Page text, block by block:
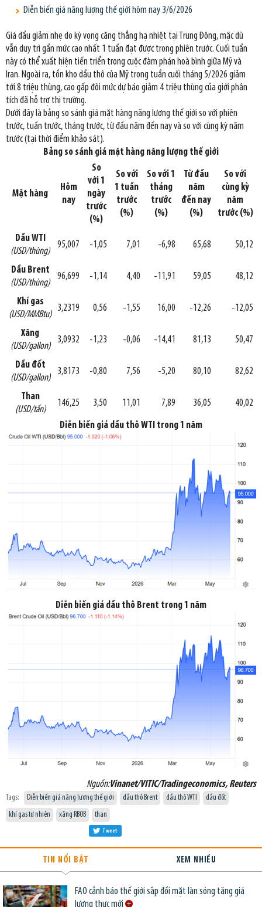
Diễn biến giá năng lượng thế giới hôm nay 3/6/2026
Giá dầu giảm nhẹ do kỳ vọng căng thẳng hạ nhiệt tại Trung Đông, mặc dù
vẫn duy trì gần mức cao nhất 1 tuần đạt được trong phiên trước. Cuối tuần
này có thể xuất hiện tiến triển trong cuộc đàm phán hoà bình giữa Mỹ và
Iran. Ngoài ra, tồn kho dầu thô của Mỹ trong tuần cuối tháng 5/2026 giảm
tới 8 triệu thùng, cao gấp đôi mức dự báo giảm 4 triệu thùng của giới phân
tích đã hỗ trợ thị trường.
Dưới đây là bảng so sánh giá mặt hàng năng lượng thế giới so với phiên
trước, tuần trước, tháng trước, từ đầu năm đến nay và so với cùng kỳ năm
trước (tại thời điểm khảo sát).
Bảng so sánh giá mặt hàng năng lượng thế giới
Mặt hàng
Hôm
nay
So
với 1
ngày
trước
(%)
So với
1 tuần
trước
(%)
So với 1
tháng
trước
(%)
Từ đầu
năm
đến nay
(%)
So với
cùng kỳ
năm
trước (%)
Dầu WTI
(USD/thùng)
95,007 -1,05 7,01 -6,98 65,68 50,12
Dầu Brent
(USD/thùng)
96,699 -1,14 4,40 -11,91 59,05 48,12
Khí gas
(USD/MMBtu)
3,2319 0,56 -1,55 16,00 -12,26 -12,05
Xăng
(USD/gallon)
3,0932 -1,23 -0,06 -14,41 81,13 50,47
Dầu đốt
(USD/gallon)
3,8173 -0,80 7,56 -5,20 80,10 82,62
Than
(USD/tấn)
146,25 3,50 11,01 7,89 36,05 40,02
Diễn biến giá dầu thô WTI trong 1 năm
Diễn biến giá dầu thô Brent trong 1 năm
Nguồn:Vinanet/VITIC/Tradingeconomics, Reuters
Tags: Diễn biến giá năng lượng thế giới dầu thô Brent dầu thô WTI
dầu đốt
khí gas tự nhiên
xăng RBOB than
Tweet
TIN NỔI BẬT XEM NHIỀU
FAO cảnh báo thế giới sắp đối mặt làn sóng tăng giá
lương thực mới